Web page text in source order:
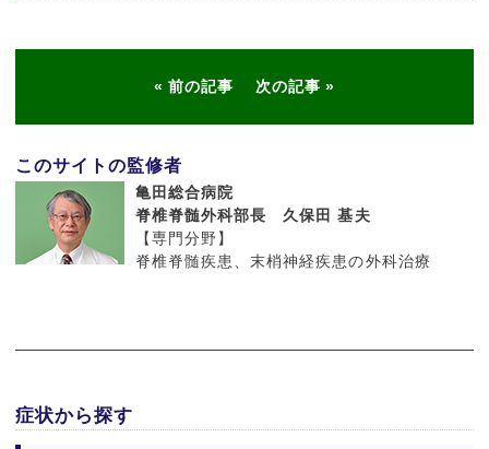
前の記事 次の記事
このサイトの監修者
亀田総合病院
脊椎脊髄外科部長 久保田 基夫
【専門分野】
脊椎脊髄疾患、末梢神経疾患の外科治療
症状から探す